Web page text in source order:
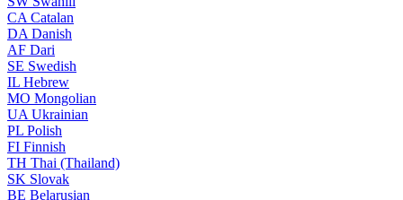
CA Catalan
DA Danish
AF Dari
SE Swedish
IL Hebrew
MO Mongolian
UA Ukrainian
PL Polish
FI Finnish
TH Thai (Thailand)
SK Slovak
BE Belarusian